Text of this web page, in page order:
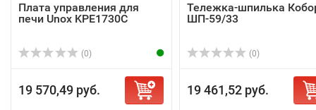
Плата управления для
печи Unox KPE1730C
(0)
19 570,49 руб.
Тележка-шпилька
ШП-59/33
(0)
19 461,52 руб.